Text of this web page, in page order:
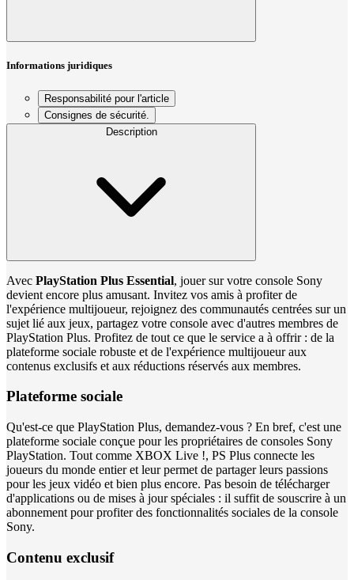
Informations juridiques
Responsabilité pour l'article
Consignes de sécurité.
Description
Avec PlayStation Plus Essential, jouer sur votre console Sony
devient encore plus amusant. Invitez vos amis à profiter de
l'expérience multijoueur, rejoignez des communautés centrées sur un
sujet lié aux jeux, partagez votre console avec d'autres membres de
PlayStation Plus. Profitez de tout ce que le service a à offrir : de la
plateforme sociale robuste et de l'expérience multijoueur aux
contenus exclusifs et aux réductions réservés aux membres.
Plateforme sociale
Qu'est-ce que PlayStation Plus, demandez-vous ? En bref, c'est une
plateforme sociale conçue pour les propriétaires de consoles Sony
PlayStation. Tout comme XBOX Live !, PS Plus connecte les
joueurs du monde entier et leur permet de partager leurs passions
pour les jeux vidéo et bien plus encore. Pas besoin de télécharger
d'applications ou de mises à jour spéciales : il suffit de souscrire à un
abonnement pour profiter des fonctionnalités sociales de la console
Sony.
Contenu exclusif